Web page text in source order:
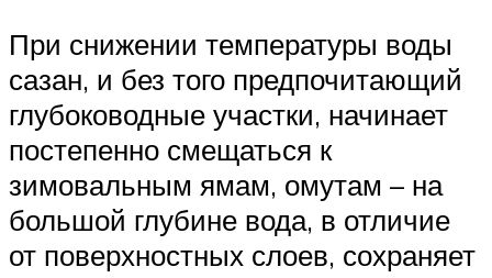
При снижении температуры воды
сазан, и без того предпочитающий
глубоководные участки, начинает
постепенно смещаться к
зимовальным ямам, омутам – на
большой глубине вода, в отличие
от поверхностных слоев, сохраняет